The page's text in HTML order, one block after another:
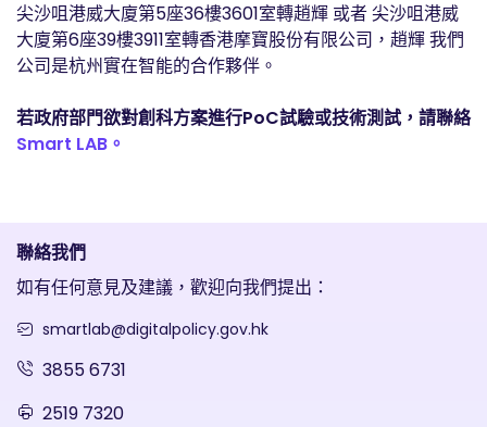
尖沙咀港威大廈第5座36樓3601室轉趙輝 或者 尖沙咀港威
大廈第6座39樓3911室轉香港摩寶股份有限公司，趙輝 我們
公司是杭州實在智能的合作夥伴。
若政府部門欲對創科方案進行PoC試驗或技術測試，請聯絡
Smart LAB。
聯絡我們
如有任何意見及建議，歡迎向我們提出：
smartlab@digitalpolicy.gov.hk
3855 6731
2519 7320